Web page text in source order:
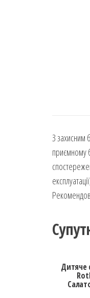
З захисним
приємному
Дитяче